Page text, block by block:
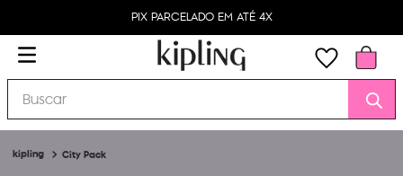
PIX PARCELADO EM ATÉ 4X
Buscar
City Pack